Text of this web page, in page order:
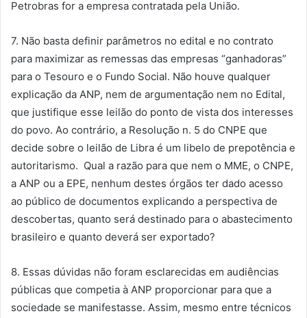
Petrobras for a empresa contratada pela União.
7. Não basta definir parâmetros no edital e no contrato
para maximizar as remessas das empresas “ganhadoras”
para o Tesouro e o Fundo Social. Não houve qualquer
explicação da ANP, nem de argumentação nem no Edital,
que justifique esse leilão do ponto de vista dos interesses
do povo. Ao contrário, a Resolução n. 5 do CNPE que
decide sobre o leilão de Libra é um libelo de prepotência e
autoritarismo. Qual a razão para que nem o MME, o CNPE,
a ANP ou a EPE, nenhum destes órgãos ter dado acesso
ao público de documentos explicando a perspectiva de
descobertas, quanto será destinado para o abastecimento
brasileiro e quanto deverá ser exportado?
8. Essas dúvidas não foram esclarecidas em audiências
públicas que competia à ANP proporcionar para que a
sociedade se manifestasse. Assim, mesmo entre técnicos